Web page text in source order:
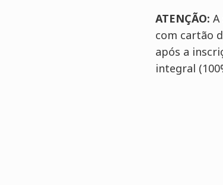
ATENÇÃO:
com cartão
após a
integral